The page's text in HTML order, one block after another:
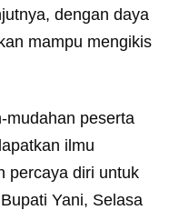
dengan daya
mampu mengikis
mudahan peserta
ilmu
percaya diri untuk
Yani, Selasa